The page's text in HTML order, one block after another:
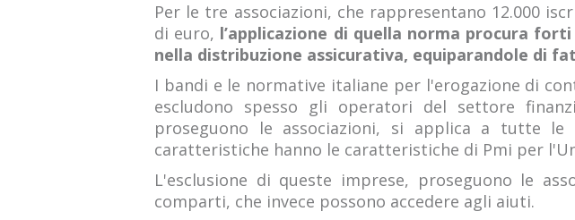
Per le tre associazioni, che rappresentano 12.000
di euro, l’applicazione di quella norma procura
nella distribuzione assicurativa, equiparandole di
I bandi e le normative italiane per l'erogazione di
escludono spesso gli operatori del settore
proseguono le associazioni, si applica a tutte
caratteristiche hanno le caratteristiche di Pmi per
L'esclusione di queste imprese, proseguono le
comparti, che invece possono accedere agli aiuti.